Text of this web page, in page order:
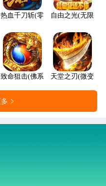
套)
热血千刀斩(零氪送赞爆充)
自由之光(无限红
版)
致命狙击(佛系打金养老传奇)
天堂之刃(微变攻